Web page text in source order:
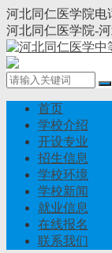
河北同仁医学院电
河北同仁医学院-
首页
学校介绍
开设专业
招生信息
学校环境
学校新闻
就业信息
在线报名
联系我们